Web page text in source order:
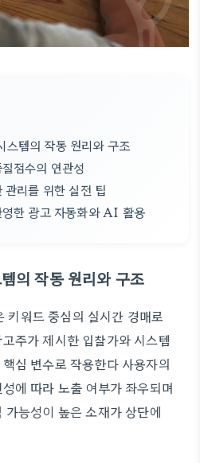
스템의 작동 원리와 구조
점수의 연관성
관리를 위한 실전 팁
영한 광고 자동화와 AI 활용
의 작동 원리와 구조
키워드 중심의 실시간 경매로
주가 제시한 입찰가와 시스템
심 변수로 작용한다 사용자의
에 따라 노출 여부가 좌우되며
능성이 높은 소재가 상단에